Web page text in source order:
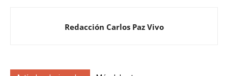
Redacción Carlos Paz Vivo